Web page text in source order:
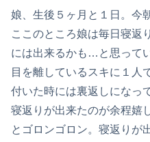
娘、生後５ヶ月と１日。今
ここのところ娘は毎日寝返
には出来るかも…と思って
目を離しているスキに１人
付いた時には裏返しになっ
寝返りが出来たのが余程嬉
とゴロンゴロン。寝返りが